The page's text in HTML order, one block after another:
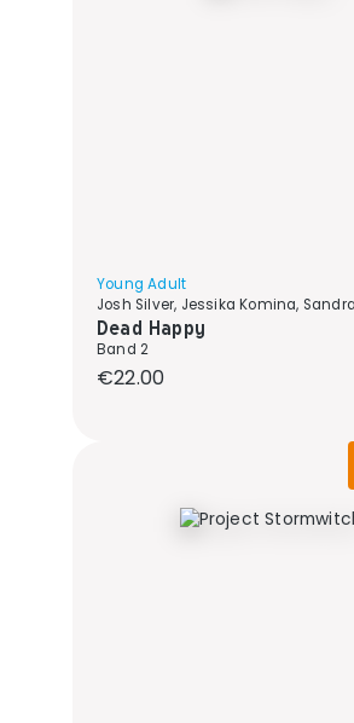
Young Adult
Josh Silver, Jessika Komina,
Dead Happy
Band 2
Regular price:
€22.00